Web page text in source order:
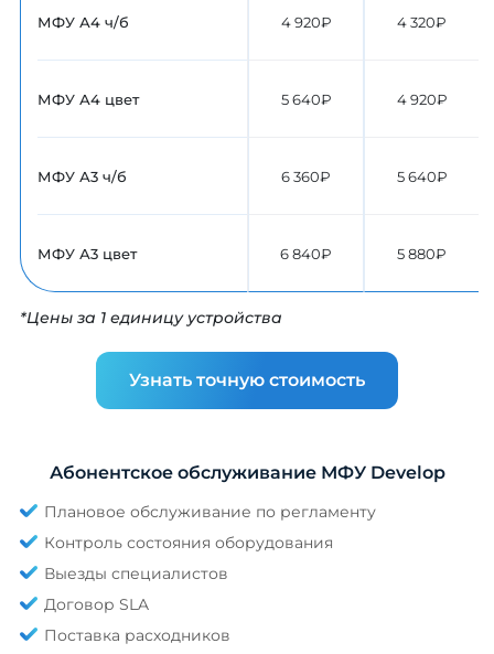
МФУ А4 ч/б
МФУ А4 цвет
МФУ А3 ч/б
МФУ А3 цвет
4 920₽
5 640₽
6 360₽
6 840₽
4 320₽
4 920₽
5 640₽
5 880₽
*Цены за 1 единицу устройства
Узнать точную стоимость
Абонентское обслуживание МФУ Develop
Плановое обслуживание по регламенту
Контроль состояния оборудования
Выезды специалистов
Договор SLA
Поставка расходников